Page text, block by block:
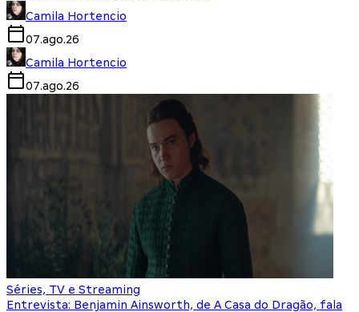
Camila Hortencio
07.ago.26
Camila Hortencio
07.ago.26
Séries, TV e Streaming
Entrevista: Benjamin Ainsworth, de A Casa do Dragão, fala